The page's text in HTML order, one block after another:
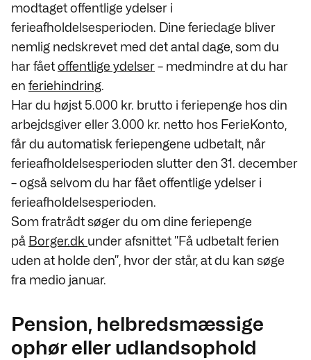
modtaget offentlige ydelser i
ferieafholdelsesperioden. Dine feriedage bliver
nemlig nedskrevet med det antal dage, som du
har fåetoffentlige ydelser– medmindre at du har
en feriehindring.
Har du højst 5.000 kr. brutto i feriepenge hos din
arbejdsgiver eller 3.000 kr. netto hos FerieKonto,
får du automatisk feriepengene udbetalt, når
ferieafholdelsesperioden slutter den 31. december
– også selvom du har fået offentlige ydelser i
ferieafholdelsesperioden.
Som fratrådt søger du om dine feriepenge
på Borger.dk under afsnittet ”Få udbetalt ferien
uden at holde den”, hvor der står, at du kan søge
fra medio januar.
Pension, helbredsmæssige
ophør eller udlandsophold